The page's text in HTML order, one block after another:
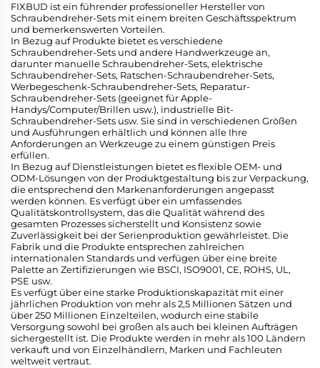
FIXBUD ist ein führender professioneller Hersteller von
Schraubendreher-Sets mit einem breiten Geschäftsspektrum
und bemerkenswerten Vorteilen.
In Bezug auf Produkte bietet es verschiedene
Schraubendreher-Sets und andere Handwerkzeuge an,
darunter manuelle Schraubendreher-Sets, elektrische
Schraubendreher-Sets, Ratschen-Schraubendreher-Sets,
Werbegeschenk-Schraubendreher-Sets, Reparatur-
Schraubendreher-Sets (geeignet für Apple-
Handys/Computer/Brillen usw.), industrielle Bit-
Schraubendreher-Sets usw. Sie sind in verschiedenen Größen
und Ausführungen erhältlich und können alle Ihre
Anforderungen an Werkzeuge zu einem günstigen Preis
erfüllen.
In Bezug auf Dienstleistungen bietet es flexible OEM- und
ODM-Lösungen von der Produktgestaltung bis zur Verpackung,
die entsprechend den Markenanforderungen angepasst
werden können. Es verfügt über ein umfassendes
Qualitätskontrollsystem, das die Qualität während des
gesamten Prozesses sicherstellt und Konsistenz sowie
Zuverlässigkeit bei der Serienproduktion gewährleistet. Die
Fabrik und die Produkte entsprechen zahlreichen
internationalen Standards und verfügen über eine breite
Palette an Zertifizierungen wie BSCI, ISO9001, CE, ROHS, UL,
PSE usw.
Es verfügt über eine starke Produktionskapazität mit einer
jährlichen Produktion von mehr als 2,5 Millionen Sätzen und
über 250 Millionen Einzelteilen, wodurch eine stabile
Versorgung sowohl bei großen als auch bei kleinen Aufträgen
sichergestellt ist. Die Produkte werden in mehr als 100 Ländern
verkauft und von Einzelhändlern, Marken und Fachleuten
weltweit vertraut.